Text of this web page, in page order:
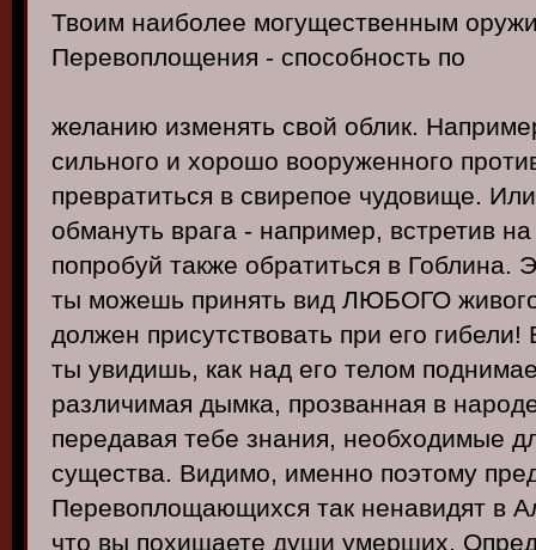
Твоим наиболее могущественным
Перевоплощения - способность по
желанию изменять свой облик.
сильного и хорошо вооруженного
превратиться в свирепое чудовище.
обмануть врага - например, встретив
попробуй также обратиться в Гоблина.
ты можешь принять вид ЛЮБОГО
должен присутствовать при его
ты увидишь, как над его телом
различимая дымка, прозванная в
передавая тебе знания, необходимые
существа. Видимо, именно поэтому
Перевоплощающихся так ненавидят в
что вы похищаете души умерших.